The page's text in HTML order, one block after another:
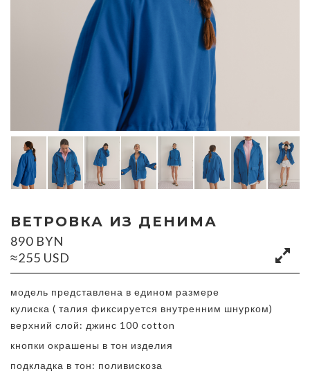
ВЕТРОВКА ИЗ ДЕНИМА
890 BYN
≈255 USD
модель представлена в едином размере
кулиска ( талия фиксируется внутренним шнурком)
верхний слой: джинс 100 cotton
кнопки окрашены в тон изделия
подкладка в тон: поливискоза